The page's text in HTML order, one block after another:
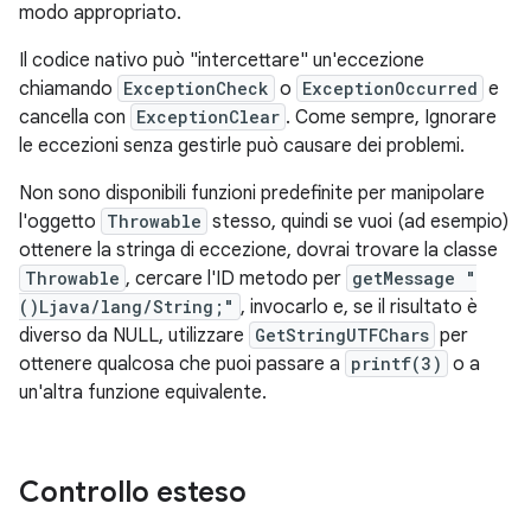
modo appropriato.
Il codice nativo può "intercettare" un'eccezione
chiamando ExceptionCheck o ExceptionOccurred e
cancella con ExceptionClear . Come sempre, Ignorare
le eccezioni senza gestirle può causare dei problemi.
Non sono disponibili funzioni predefinite per manipolare
l'oggetto Throwable stesso, quindi se vuoi (ad esempio)
ottenere la stringa di eccezione, dovrai trovare la classe
Throwable , cercare l'ID metodo per getMessage "
()Ljava/lang/String;" , invocarlo e, se il risultato è
diverso da NULL, utilizzare GetStringUTFChars per
ottenere qualcosa che puoi passare a printf(3) o a
un'altra funzione equivalente.
Controllo esteso